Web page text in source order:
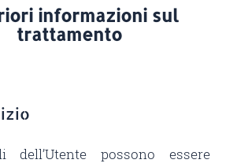
informazioni sul
trattamento
possono essere